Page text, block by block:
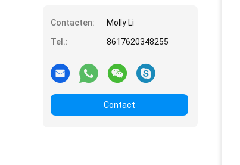
Contacten:
Molly Li
Tel.:
8617620348255
Contact